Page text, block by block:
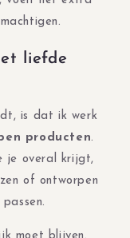
liefde
is dat ik werk
producten.
je overal krijgt,
of ontworpen